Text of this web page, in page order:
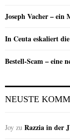
Joseph Vacher – ein
In Ceuta eskaliert
Bestell-Scam – eine
NEUSTE
Joy zu Razzia in der